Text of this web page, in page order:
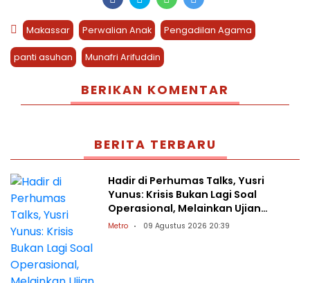
Makassar Perwalian Anak Pengadilan Agama
panti asuhan Munafri Arifuddin
BERIKAN KOMENTAR
BERITA TERBARU
Hadir di Perhumas Talks, Yusri
Yunus: Krisis Bukan Lagi Soal
Operasional, Melainkan Ujian
Kepercayaan Publik
Metro 09 Agustus 2026 20:39